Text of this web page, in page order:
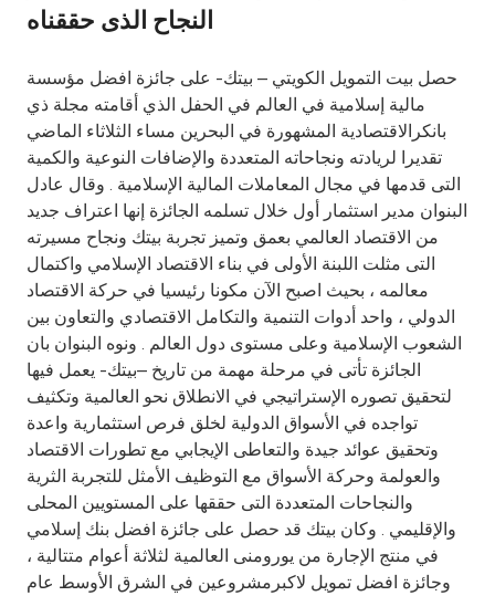
Tools & Services
After Sales Services
Contact us
Branch & ATM locator
Germany
Malaysia
Turkey
Egypt
UK
النجاح الذى حققناه
حصل بيت التمويل الكويتي – بيتك- على جائزة افضل مؤسسة
مالية إسلامية في العالم في الحفل الذي أقامته مجلة ذي
بانكرالاقتصادية المشهورة في البحرين مساء الثلاثاء الماضي
تقديرا لريادته ونجاحاته المتعددة والإضافات النوعية والكمية
التى قدمها في مجال المعاملات المالية الإسلامية . وقال عادل
البنوان مدير استثمار أول خلال تسلمه الجائزة إنها اعتراف جديد
من الاقتصاد العالمي بعمق وتميز تجربة بيتك ونجاح مسيرته
التى مثلت اللبنة الأولى في بناء الاقتصاد الإسلامي واكتمال
معالمه ، بحيث اصبح الآن مكونا رئيسيا في حركة الاقتصاد
الدولي ، واحد أدوات التنمية والتكامل الاقتصادي والتعاون بين
الشعوب الإسلامية وعلى مستوى دول العالم . ونوه البنوان بان
الجائزة تأتى في مرحلة مهمة من تاريخ –بيتك- يعمل فيها
لتحقيق تصوره الإستراتيجي في الانطلاق نحو العالمية وتكثيف
تواجده في الأسواق الدولية لخلق فرص استثمارية واعدة
وتحقيق عوائد جيدة والتعاطى الإيجابي مع تطورات الاقتصاد
والعولمة وحركة الأسواق مع التوظيف الأمثل للتجربة الثرية
والنجاحات المتعددة التى حققها على المستويين المحلى
والإقليمي . وكان بيتك قد حصل على جائزة افضل بنك إسلامي
في منتج الإجارة من يورومنى العالمية لثلاثة أعوام متتالية ،
وجائزة افضل تمويل لاكبرمشروعين في الشرق الأوسط عام